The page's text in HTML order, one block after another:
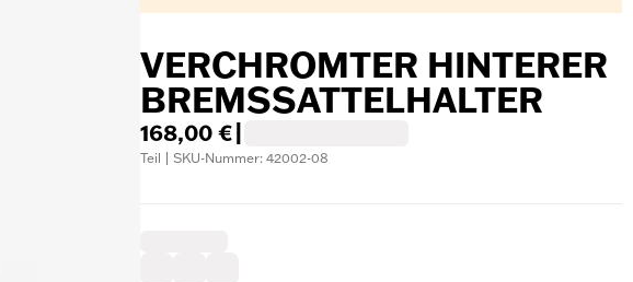
VERCHROMTER HINTERER
BREMSSATTELHALTER
168,00 €
Teil | SKU-Nummer: 42002-08